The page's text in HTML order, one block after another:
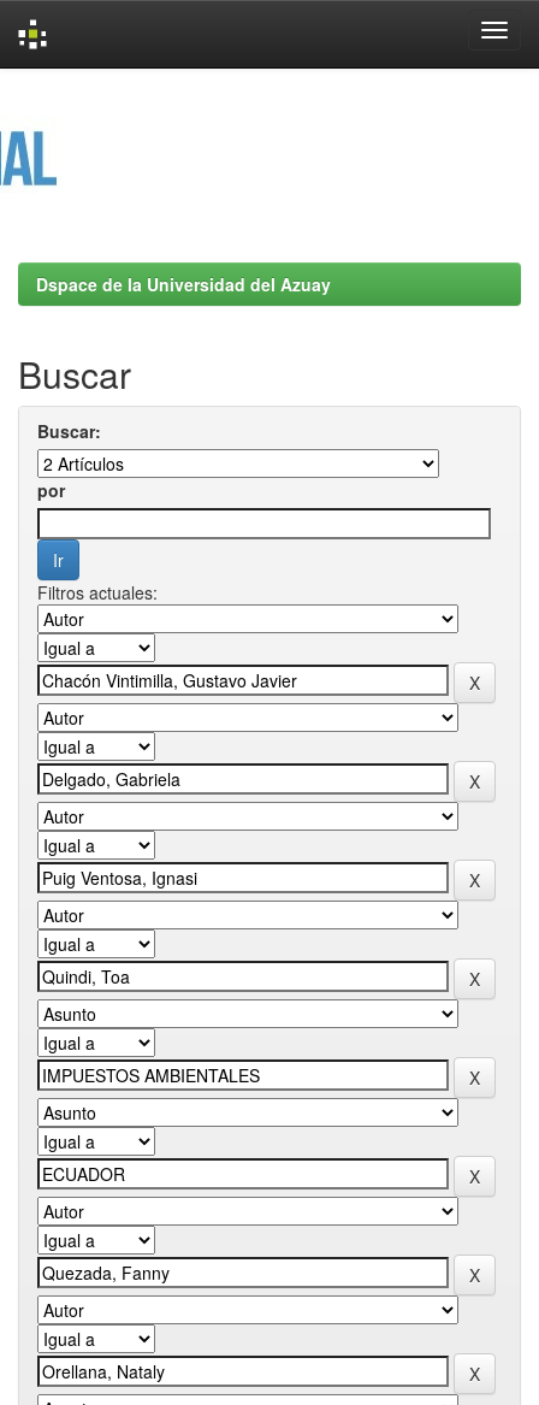
Dspace de la Universidad del Azuay
Buscar
Buscar:
por
Filtros actuales: